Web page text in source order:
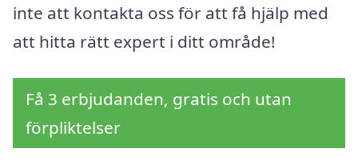
inte att kontakta oss för att få hjälp med
att hitta rätt expert i ditt område!
Få 3 erbjudanden, gratis och utan
förpliktelser